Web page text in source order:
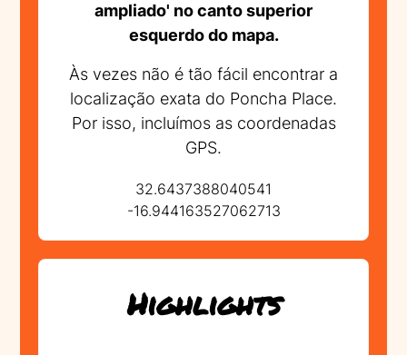
ampliado' no canto superior
esquerdo do mapa.
Às vezes não é tão fácil encontrar a
localização exata do Poncha Place.
Por isso, incluímos as coordenadas
GPS.
32.6437388040541
-16.944163527062713
Highlights